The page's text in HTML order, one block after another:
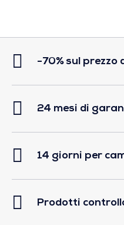
-70% sul prezzo
24 mesi di
14 giorni per
Prodotti